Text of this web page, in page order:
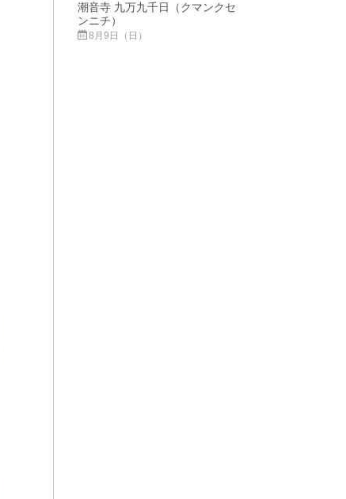
潮音寺 九万九千日（クマンクセ
ンニチ）
8月9日（日）